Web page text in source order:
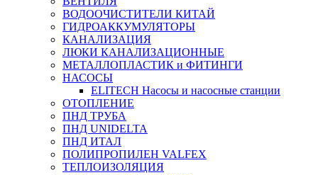
ВОДООЧИСТИТЕЛИ КИТАЙ
ГИДРОАККУМУЛЯТОРЫ
КАНАЛИЗАЦИЯ
ЛЮКИ КАНАЛИЗАЦИОННЫЕ
МЕТАЛЛОПЛАСТИК и ФИТИНГИ
НАСОСЫ
ELITECH Насосы и насосные станции
ОТОПЛЕНИЕ
ПНД ТРУБА
ПНД UNIDELTA
ПНД ИТАЛ
ПОЛИПРОПИЛЕН VALFEX
ТЕПЛОИЗОЛЯЦИЯ